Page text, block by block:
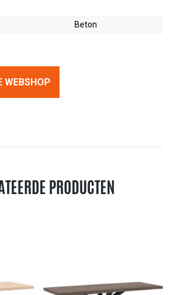
Beton
WEBSHOP
PRODUCTEN